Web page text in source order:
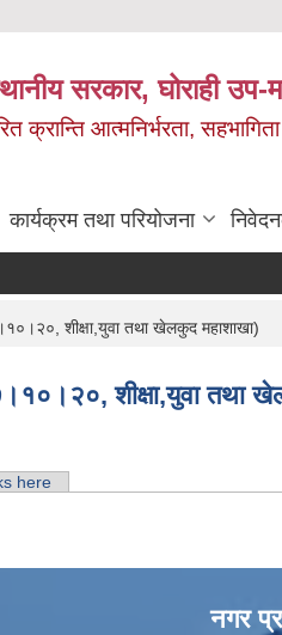
सरकार, घोराही उप-
क्रान्ति आत्मनिर्भरता,
कार्यक्रम तथा परियोजना
शीक्षा,युवा तथा खेलकुद महाशाखा)
शीक्षा,युवा तथा
here
नगर